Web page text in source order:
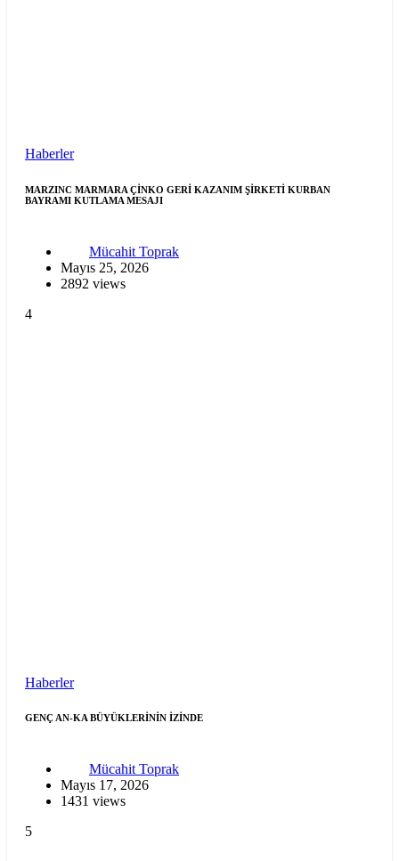
Haberler
MARZINC MARMARA ÇİNKO GERİ KAZANIM ŞİRKETİ KURBAN
BAYRAMI KUTLAMA MESAJI
Mücahit Toprak
Mayıs 25, 2026
2892 views
4
Haberler
GENÇ AN-KA BÜYÜKLERİNİN İZİNDE
Mücahit Toprak
Mayıs 17, 2026
1431 views
5